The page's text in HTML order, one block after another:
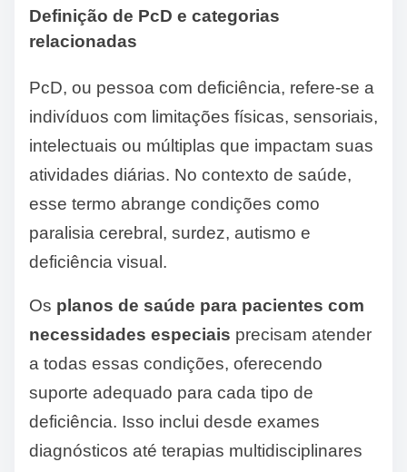
Definição de PcD e categorias
relacionadas
PcD, ou pessoa com deficiência, refere-se a
indivíduos com limitações físicas, sensoriais,
intelectuais ou múltiplas que impactam suas
atividades diárias. No contexto de saúde,
esse termo abrange condições como
paralisia cerebral, surdez, autismo e
deficiência visual.
Os planos de saúde para pacientes com
necessidades especiais precisam atender
a todas essas condições, oferecendo
suporte adequado para cada tipo de
deficiência. Isso inclui desde exames
diagnósticos até terapias multidisciplinares